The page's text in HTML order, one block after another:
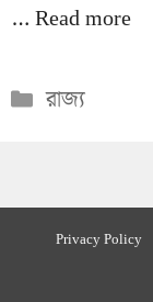
…Read more
Categories
রাজ্য
Privacy Policy